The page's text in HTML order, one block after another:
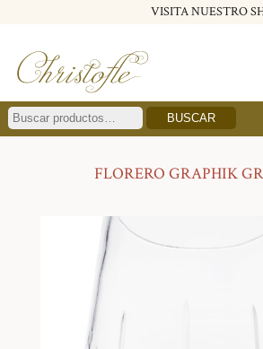
VISITA NUESTRO
BUSCAR
FLORERO GRAPHIK